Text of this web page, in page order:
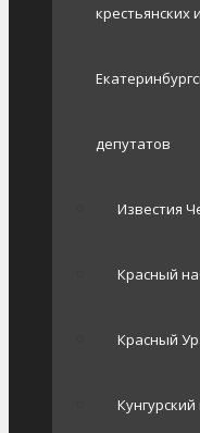
крестьянских
депутатов
Известия
Красный
Красный
Кунгурский